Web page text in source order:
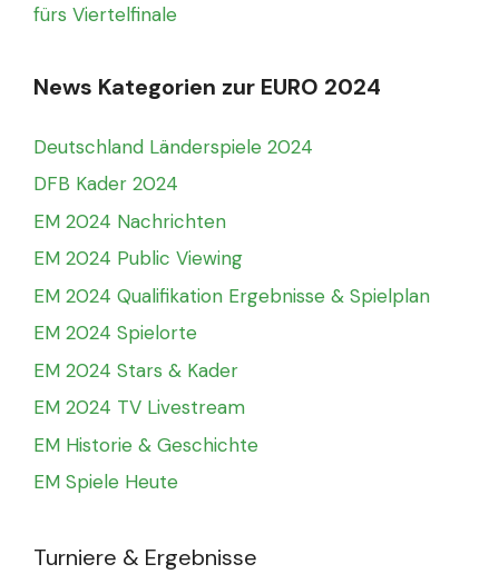
fürs Viertelfinale
News Kategorien zur EURO 2024
Deutschland Länderspiele 2024
DFB Kader 2024
EM 2024 Nachrichten
EM 2024 Public Viewing
EM 2024 Qualifikation Ergebnisse & Spielplan
EM 2024 Spielorte
EM 2024 Stars & Kader
EM 2024 TV Livestream
EM Historie & Geschichte
EM Spiele Heute
Turniere & Ergebnisse